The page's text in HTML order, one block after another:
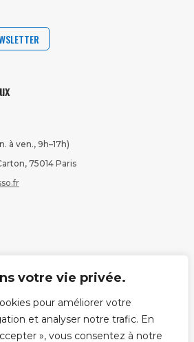
votre vie privée.
pour améliorer votre
et analyser notre trafic. En
», vous consentez à notre
à ven., 9h–17h)
75014 Paris